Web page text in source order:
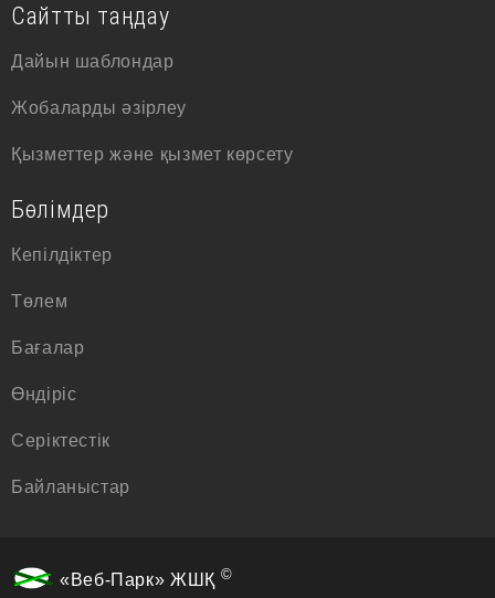
Сайтты таңдау
Дайын шаблондар
Жобаларды әзірлеу
Қызметтер және қызмет көрсету
Бөлімдер
Кепілдіктер
Төлем
Бағалар
Өндіріс
Серіктестік
Байланыстар
«Веб-Парк» ЖШҚ ©